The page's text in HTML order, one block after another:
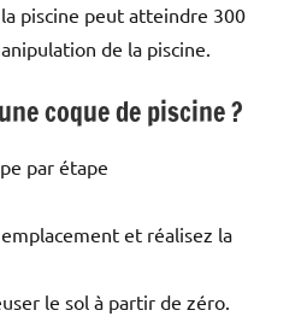
piscine peut atteindre 300
de la piscine.
coque de piscine ?
par étape
et réalisez la
le sol à partir de zéro.